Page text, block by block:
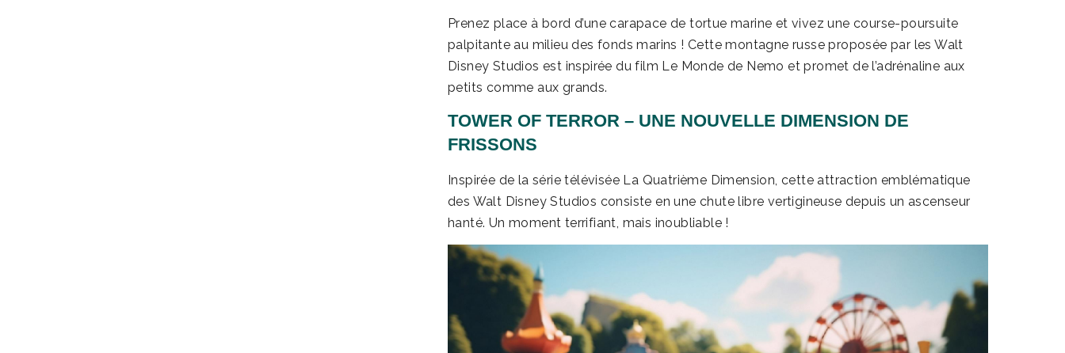
Prenez place à bord d’une carapace de tortue marine et vivez une course-poursuite
palpitante au milieu des fonds marins ! Cette montagne russe proposée par les Walt
Disney Studios est inspirée du film Le Monde de Nemo et promet de l’adrénaline aux
petits comme aux grands.
TOWER OF TERROR – UNE NOUVELLE DIMENSION DE
FRISSONS
Inspirée de la série télévisée La Quatrième Dimension, cette attraction emblématique
des Walt Disney Studios consiste en une chute libre vertigineuse depuis un ascenseur
hanté. Un moment terrifiant, mais inoubliable !